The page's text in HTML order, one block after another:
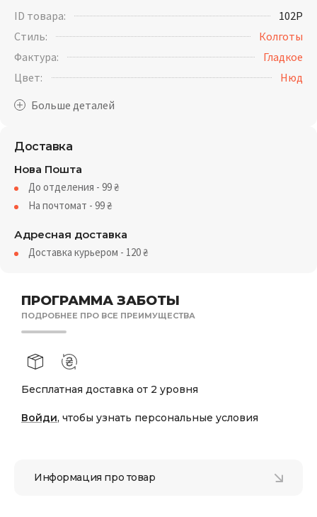
ПРОГРАММА ЗАБОТЫ
ПОДРОБНЕЕ ПРО ВСЕ ПРЕИМУЩЕСТВА
Бесплатная доставка от 2 уровня
Войди, чтобы узнать персональные условия
ID товара:
102P
Стиль:
Колготы
Фактура:
Гладкое
Цвет:
Нюд
Доставка
Нова Пошта
До отделения - 99₴
На почтомат - 99₴
Адресная доставка
Доставка курьером - 120₴
Информация про товар